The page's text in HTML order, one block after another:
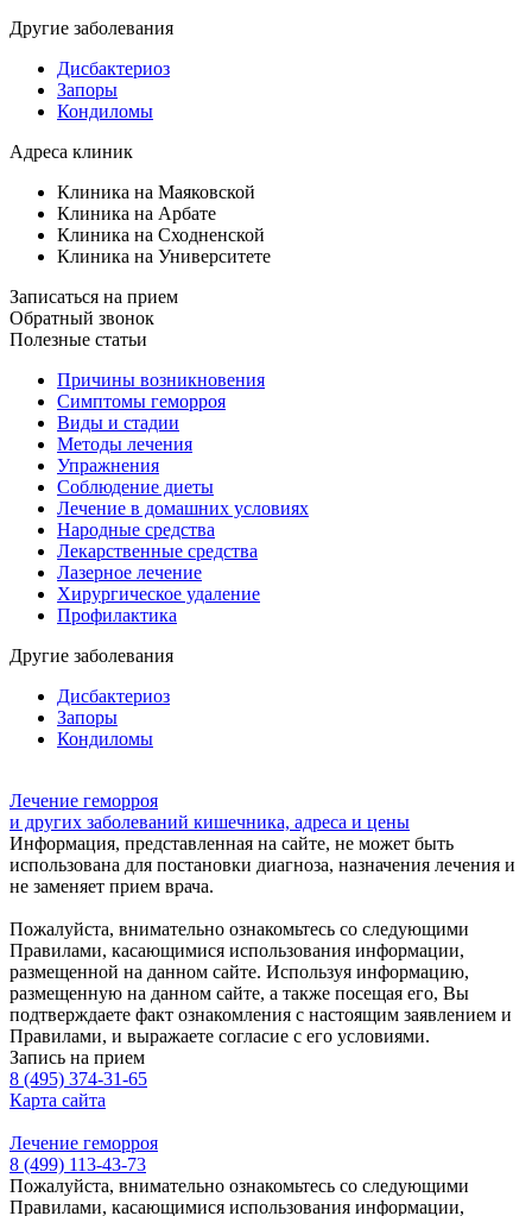
Другие заболевания
Дисбактериоз
Запоры
Кондиломы
Адреса клиник
Клиника на Маяковской
Клиника на Арбате
Клиника на Сходненской
Клиника на Университете
Записаться на прием
Обратный звонок
Полезные статьи
Причины возникновения
Симптомы геморроя
Виды и стадии
Методы лечения
Упражнения
Соблюдение диеты
Лечение в домашних условиях
Народные средства
Лекарственные средства
Лазерное лечение
Хирургическое удаление
Профилактика
Другие заболевания
Дисбактериоз
Запоры
Кондиломы
Лечение геморроя
и других заболеваний кишечника, адреса и цены
Информация, представленная на сайте, не может быть
использована для постановки диагноза, назначения лечения и
не заменяет прием врача.
Пожалуйста, внимательно ознакомьтесь со следующими
Правилами, касающимися использования информации,
размещенной на данном сайте. Используя информацию,
размещенную на данном сайте, а также посещая его, Вы
подтверждаете факт ознакомления с настоящим заявлением и
Правилами, и выражаете согласие с его условиями.
Запись на прием
8 (495) 374-31-65
Карта сайта
Лечение геморроя
8 (499) 113-43-73
Пожалуйста, внимательно ознакомьтесь со следующими
Правилами, касающимися использования информации,